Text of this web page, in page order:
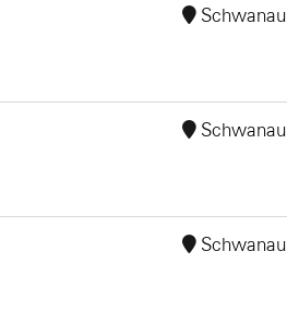
Schwanau
Schwanau
Schwanau